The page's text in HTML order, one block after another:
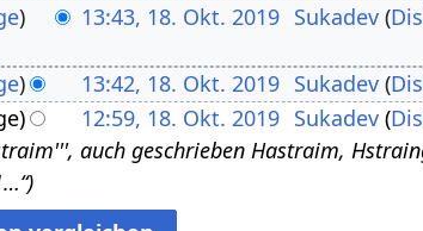
13:43, 18. Okt. 2019 Sukadev
13:42, 18. Okt. 2019 Sukadev
12:59, 18. Okt. 2019 Sukadev
auch geschrieben Hastraim,